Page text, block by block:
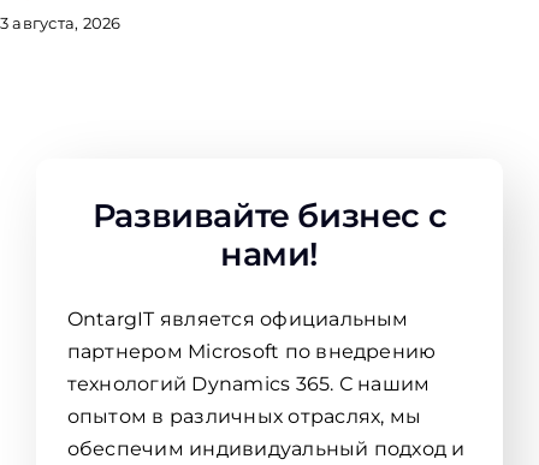
3 августа, 2026
Развивайте бизнес с
нами!
OntargIT является официальным
партнером Microsoft по внедрению
технологий Dynamics 365. С нашим
опытом в различных отраслях, мы
обеспечим индивидуальный подход и